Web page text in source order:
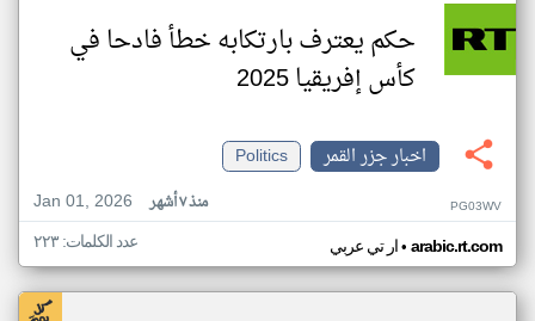
حكم يعترف بارتكابه خطأ فادحا في
كأس إفريقيا 2025
اخبار جزر القمر
Politics
Jan 01, 2026
منذ ٧ أشهر PG03WV
ار تي عربي• arabic.rt.com عدد الكلمات: ٢٢٣